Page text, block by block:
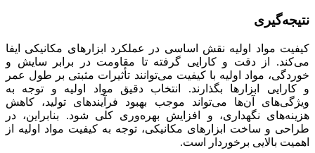
نتیجه‌گیری
کیفیت مواد اولیه نقش اساسی در عملکرد ابزارهای مکانیکی ایفا
می‌کند. از دقت و کارایی گرفته تا مقاومت در برابر سایش و
خوردگی، مواد اولیه با کیفیت می‌توانند تأثیرات مثبتی بر طول عمر
و کارایی ابزارها بگذارند. انتخاب دقیق مواد اولیه و توجه به
ویژگی‌های آن‌ها می‌تواند موجب بهبود فرآیندهای تولید، کاهش
هزینه‌های نگهداری، و افزایش بهره‌وری کلی شود. بنابراین، در
طراحی و ساخت ابزارهای مکانیکی، توجه به کیفیت مواد اولیه از
اهمیت بالایی برخوردار است.